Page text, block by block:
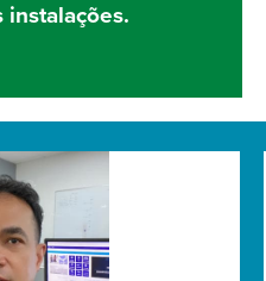
instalações.